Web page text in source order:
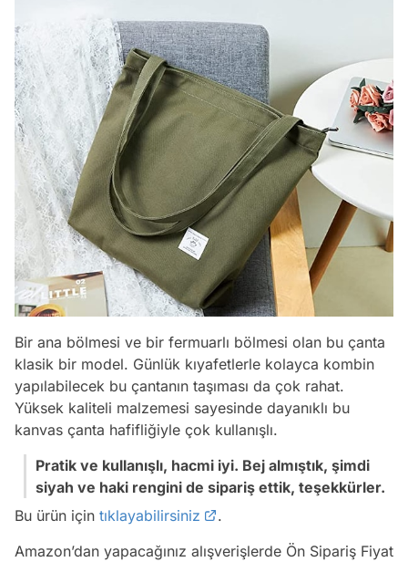
Bir ana bölmesi ve bir fermuarlı bölmesi olan bu çanta
klasik bir model. Günlük kıyafetlerle kolayca kombin
yapılabilecek bu çantanın taşıması da çok rahat.
Yüksek kaliteli malzemesi sayesinde dayanıklı bu
kanvas çanta hafifliğiyle çok kullanışlı.
Pratik ve kullanışlı, hacmi iyi. Bej almıştık, şimdi
siyah ve haki rengini de sipariş ettik, teşekkürler.
Bu ürün için tıklayabilirsiniz
.
Amazon’dan yapacağınız alışverişlerde Ön Sipariş Fiyat